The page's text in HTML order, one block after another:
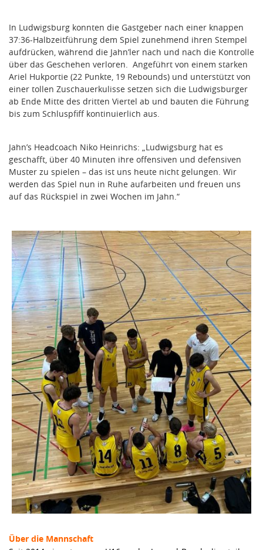
In Ludwigsburg konnten die Gastgeber nach einer knappen
37:36-Halbzeitführung dem Spiel zunehmend ihren Stempel
aufdrücken, während die Jahn’ler nach und nach die Kontrolle
über das Geschehen verloren. Angeführt von einem starken
Ariel Hukportie (22 Punkte, 19 Rebounds) und unterstützt von
einer tollen Zuschauerkulisse setzen sich die Ludwigsburger
ab Ende Mitte des dritten Viertel ab und bauten die Führung
bis zum Schluspfiff kontinuierlich aus.
Jahn’s Headcoach Niko Heinrichs: „Ludwigsburg hat es
geschafft, über 40 Minuten ihre offensiven und defensiven
Muster zu spielen – das ist uns heute nicht gelungen. Wir
werden das Spiel nun in Ruhe aufarbeiten und freuen uns
auf das Rückspiel in zwei Wochen im Jahn.“
Über die Mannschaft